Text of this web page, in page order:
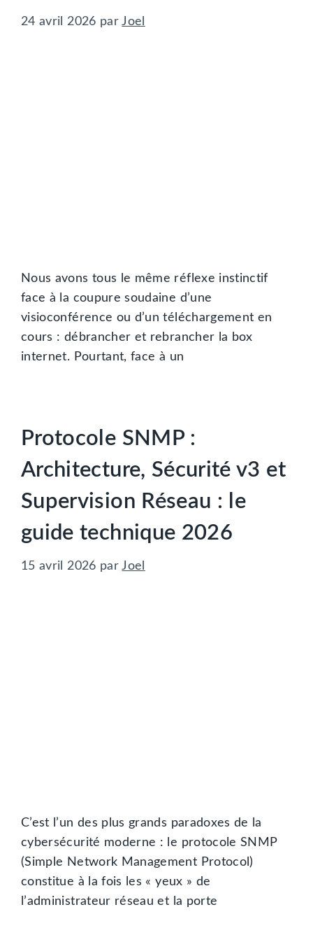
24 avril 2026 par Joel
Nous avons tous le même réflexe instinctif
face à la coupure soudaine d’une
visioconférence ou d’un téléchargement en
cours : débrancher et rebrancher la box
internet. Pourtant, face à un
Protocole SNMP :
Architecture, Sécurité v3 et
Supervision Réseau : le
guide technique 2026
15 avril 2026 par Joel
C’est l’un des plus grands paradoxes de la
cybersécurité moderne : le protocole SNMP
(Simple Network Management Protocol)
constitue à la fois les « yeux » de
l’administrateur réseau et la porte